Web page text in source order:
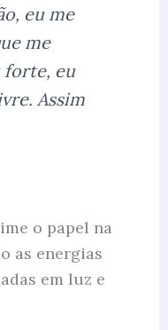
eu me
me
forte, eu
Assim
o papel na
as energias
em luz e